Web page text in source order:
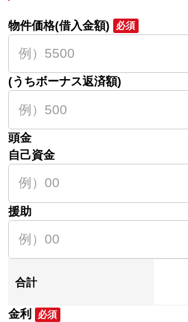
物件価格(借入金額) 必須
(うちボーナス返済額)
頭金
自己資金
援助
合計
金利 必須